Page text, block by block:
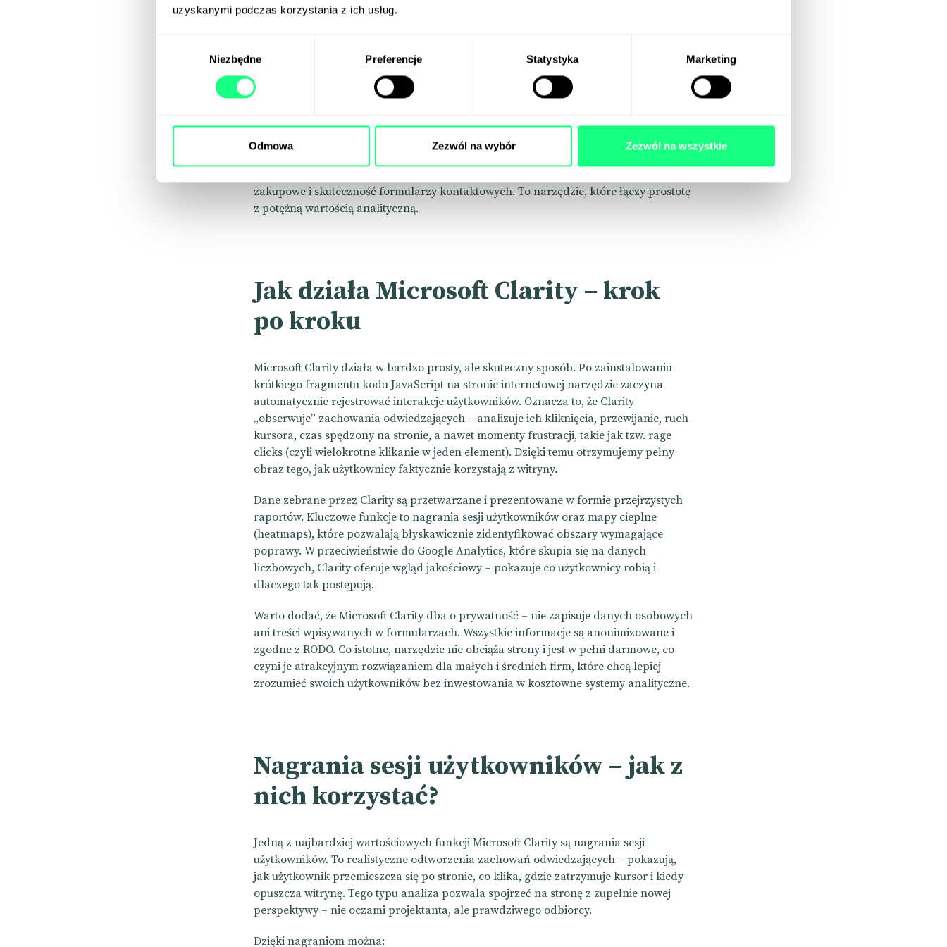
uzyskanymi podczas korzystania z ich usług.
Niezbędne Preferencje Statystyka Marketing
Odmowa Zezwól na wybór Zezwól na wszystkie
oraz mapy cieplne (heatmaps), które pokazują, gdzie użytkownicy klikają i jak daleko
Ważną zaletą Clarity jest jego prostota – wystarczy dodać niewielki fragment kodu
JavaScript do swojej strony, by rozpocząć rejestrowanie zachowań użytkowników.
je bezpiecznym wyborem dla firm z każdej branży.
zakupowe i skuteczność formularzy kontaktowych. To narzędzie, które łączy prostotę
z potężną wartością analityczną.
Jak działa Microsoft Clarity – krok
po kroku
Microsoft Clarity działa w bardzo prosty, ale skuteczny sposób. Po zainstalowaniu
krótkiego fragmentu kodu JavaScript na stronie internetowej narzędzie zaczyna
automatycznie rejestrować interakcje użytkowników. Oznacza to, że Clarity
„obserwuje” zachowania odwiedzających – analizuje ich kliknięcia, przewijanie, ruch
kursora, czas spędzony na stronie, a nawet momenty frustracji, takie jak tzw. rage
clicks (czyli wielokrotne klikanie w jeden element). Dzięki temu otrzymujemy pełny
obraz tego, jak użytkownicy faktycznie korzystają z witryny.
Dane zebrane przez Clarity są przetwarzane i prezentowane w formie przejrzystych
raportów. Kluczowe funkcje to nagrania sesji użytkowników oraz mapy cieplne
(heatmaps), które pozwalają błyskawicznie zidentyfikować obszary wymagające
poprawy. W przeciwieństwie do Google Analytics, które skupia się na danych
liczbowych, Clarity oferuje wgląd jakościowy – pokazuje co użytkownicy robią i
dlaczego tak postępują.
Warto dodać, że Microsoft Clarity dba o prywatność – nie zapisuje danych osobowych
ani treści wpisywanych w formularzach. Wszystkie informacje są anonimizowane i
zgodne z RODO. Co istotne, narzędzie nie obciąża strony i jest w pełni darmowe, co
czyni je atrakcyjnym rozwiązaniem dla małych i średnich firm, które chcą lepiej
zrozumieć swoich użytkowników bez inwestowania w kosztowne systemy analityczne.
Nagrania sesji użytkowników – jak z
nich korzystać?
Jedną z najbardziej wartościowych funkcji Microsoft Clarity są nagrania sesji
użytkowników. To realistyczne odtworzenia zachowań odwiedzających – pokazują,
jak użytkownik przemieszcza się po stronie, co klika, gdzie zatrzymuje kursor i kiedy
opuszcza witrynę. Tego typu analiza pozwala spojrzeć na stronę z zupełnie nowej
perspektywy – nie oczami projektanta, ale prawdziwego odbiorcy.
Dzięki nagraniom można: